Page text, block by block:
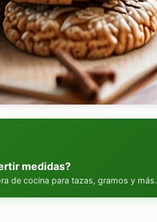
medidas?
de cocina para tazas, gramos y más.